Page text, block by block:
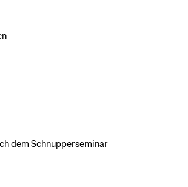
dem Schnupperseminar